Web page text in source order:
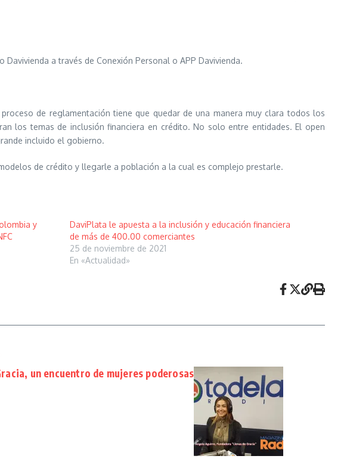
a través de Conexión Personal o APP Davivienda.
de reglamentación tiene que quedar de una manera muy clara todos los
los temas de inclusión financiera en crédito. No solo entre entidades. El open
incluido el gobierno.
de crédito y llegarle a población a la cual es complejo prestarle.
y
DaviPlata le apuesta a la inclusión y educación financiera
de más de 400.00 comerciantes
25 de noviembre de 2021
En «Actualidad»
un encuentro de mujeres poderosas